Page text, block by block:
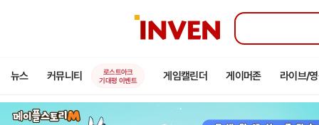
인
뉴스 커뮤니티
로스트아크
기대평 이벤트
게임캘린더 게이머존 라이브/